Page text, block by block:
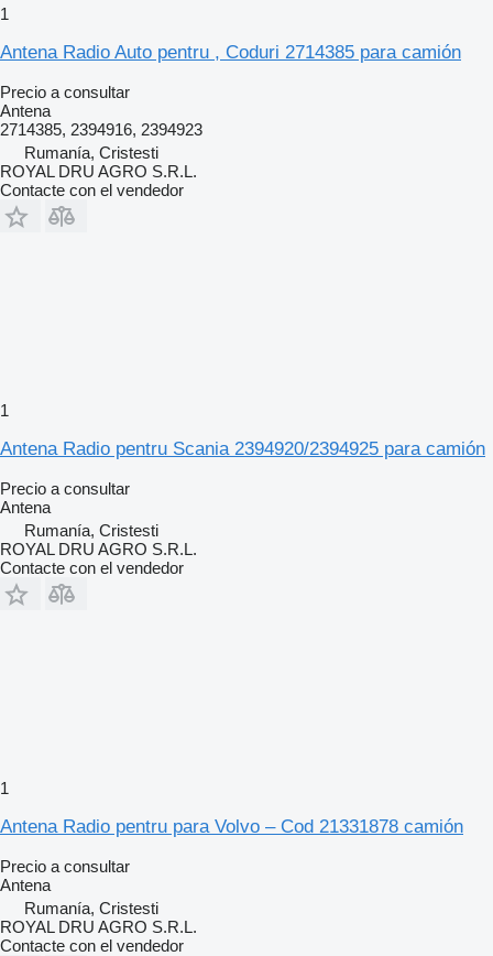
1
Antena Radio Auto pentru , Coduri 2714385 para camión
Precio a consultar
Antena
2714385, 2394916, 2394923
Rumanía, Cristesti
ROYAL DRU AGRO S.R.L.
Contacte con el vendedor
1
Antena Radio pentru Scania 2394920/2394925 para camión
Precio a consultar
Antena
Rumanía, Cristesti
ROYAL DRU AGRO S.R.L.
Contacte con el vendedor
1
Antena Radio pentru para Volvo – Cod 21331878 camión
Precio a consultar
Antena
Rumanía, Cristesti
ROYAL DRU AGRO S.R.L.
Contacte con el vendedor